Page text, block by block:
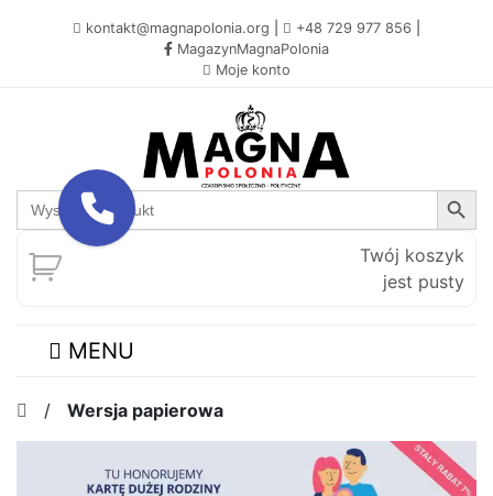
kontakt@magnapolonia.org +48 729 977 856
MagazynMagnaPolonia
Moje konto
Search
for:
Search Button
Twój koszyk
jest pusty
MENU
/ Wersja papierowa